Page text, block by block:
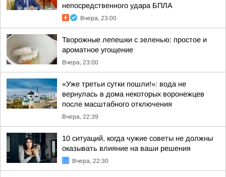
непосредственного удара БПЛА
Вчера, 23:00
Творожные лепешки с зеленью: простое и
ароматное угощение
Вчера, 23:00
«Уже третьи сутки пошли!»: вода не
вернулась в дома некоторых воронежцев
после масштабного отключения
Вчера, 22:39
10 ситуаций, когда чужие советы не должны
оказывать влияние на ваши решения
Вчера, 22:30